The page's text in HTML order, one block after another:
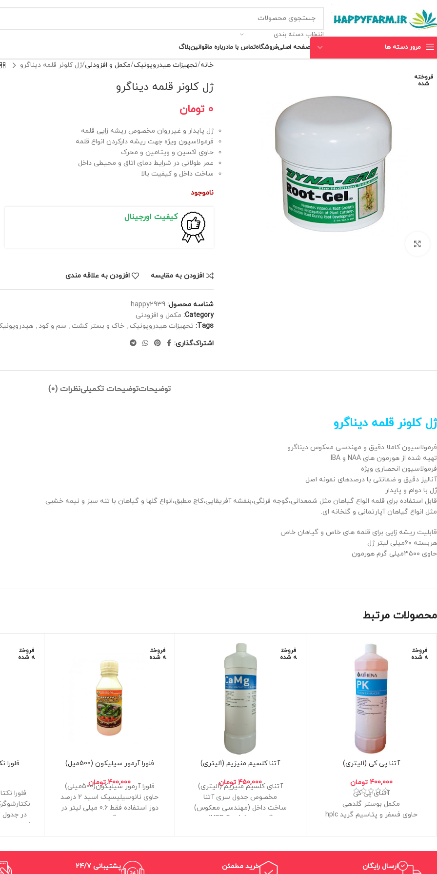
انتخاب دسته بندی
مرور دسته ها
صفحه اصلیفروشگاهتماس با مادرباره ماقوانینبلاگ
فروخته
شده
خانه تجهیزات هیدروپونیک مکمل و افزودنی ژل کلونر قلمه دیناگرو
ژل کلونر قلمه دیناگرو
0 تومان
ژل پایدار و غیرروان مخصوص ریشه زایی قلمه
فرمولاسیون ویژه جهت ریشه دارکردن انواع قلمه
حاوی اکسین و ویتامین و محرک
عمر طولانی در شرایط دمای اتاق و محیطی داخل
ساخت داخل و کیفیت بالا
ناموجود
کیفیت اورجینال
افزودن به مقایسه افزودن به علاقه مندی
شناسه محصول: happy2939
Category: مکمل و افزودنی
Tags: تجهیزات هیدروپونیک , خاک و بستر کشت , سم و کود ,
اشتراک‌گذاری:
توضیحاتتوضیحات تکمیلینظرات (0)
ژل کلونر قلمه دیناگرو
فرمولاسیون کاملا دقیق و مهندسی معکوس دیناگرو
تهیه شده از هورمون های NAA و IBA
فرمولاسیون انحصاری ویژه
آنالیز دقیق و ضمانتی با درصدهای نمونه اصل
ژل با دوام و پایدار
قابل استفاده برای قلمه انواع گیاهان مثل شمعدانی،گوجه فرنگی،بنفشه آفریقایی،کاج مطبق،انواع گلها و گیاهان با تنه سبز و نیمه خشبی
مثل انواع گیاهان آپارتمانی و گلخانه ای.
قابلیت ریشه زایی برای قلمه های خاص و گیاهان خاص
هربسته ۶۰میلی لیتر ژل
حاوی ۳۵۰۰میلی گرم هورمون
محصولات مرتبط
فروخت
ه شده
آتنا پی کی (1لیتری)
400,000 تومان
آتنای پی کی
مکمل بوستر گلدهی
حاوی فسفر و پتاسیم گرید hplc
مخصوص هرنوع گیاه در دوره گل و
ساخت داخل (مهندسی معکوس)
فروخت
ه شده
آتنا کلسیم منیزیم (1لیتری)
450,000 تومان
آتنای کلسیم منیزیم (1لیتری)
مخصوص جدول سری آتنا
ساخت داخل (مهندسی معکوس)
گرید بالا (USP Grade)
فروخت
ه شده
فلورا آرمور سیلیکون (500میل)
400,000 تومان
فلورا آرمور سیلیکون(500میلی)
حاوی نانوسیلیسیک اسید 2 درصد
دوز استفاده فقط 0.6 میلی لیتر در
گالن
حجم 500میلی لیتر
فروخت
ه شده
فلورا
در
شده
پشتیبانی 24/7
خرید مطمئن
ارسال رایگان